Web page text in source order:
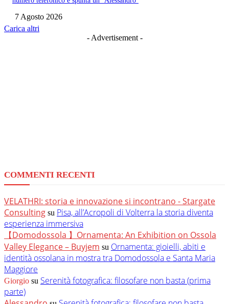
7 Agosto 2026
Carica altri
- Advertisement -
COMMENTI RECENTI
VELATHRI: storia e innovazione si incontrano - Stargate
Consulting su Pisa, all’Acropoli di Volterra la storia diventa
esperienza immersiva
【Domodossola 】Ornamenta: An Exhibition on Ossola
Valley Elegance – Buyjem su Ornamenta: gioielli, abiti e
identità ossolana in mostra tra Domodossola e Santa Maria
Maggiore
Giorgio su Serenità fotografica: filosofare non basta (prima
parte)